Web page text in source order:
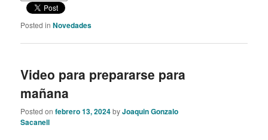
Posted in Novedades
Video para prepararse para
mañana
Posted onfebrero 13, 2024byJoaquin Gonzalo
Sacanell